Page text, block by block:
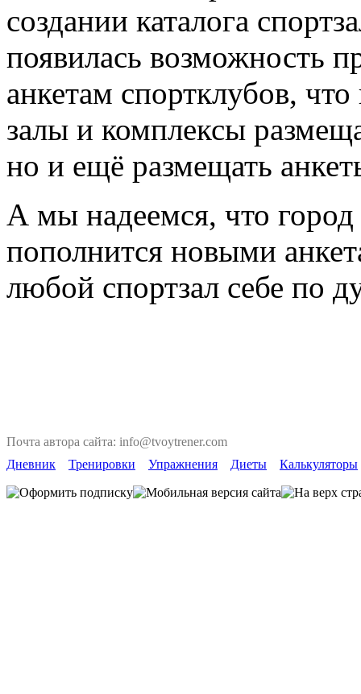
создании каталога
появилась возможность
анкетам спортклубов,
залы и комплексы
но и ещё размещать
А мы надеемся, что
пополнится новыми
любой спортзал себе по
Почта автора сайта: info@tvoytrener.com
Дневник
Тренировки Упражнения Диеты Калькуляторы